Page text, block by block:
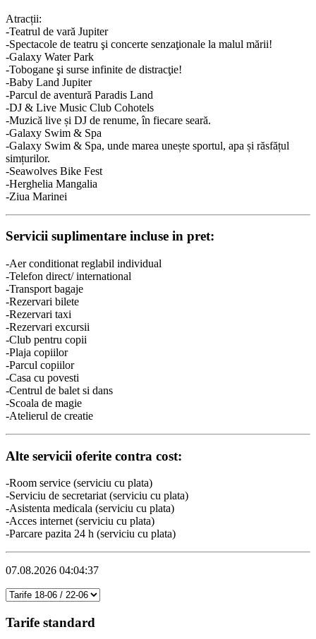
Atracții:
-Teatrul de vară Jupiter
-Spectacole de teatru şi concerte senzaţionale la malul mării!
-Galaxy Water Park
-Tobogane şi surse infinite de distracţie!
-Baby Land Jupiter
-Parcul de aventură Paradis Land
-DJ & Live Music Club Cohotels
-Muzică live și DJ de renume, în fiecare seară.
-Galaxy Swim & Spa
-Galaxy Swim & Spa, unde marea unește sportul, apa și răsfățul
simțurilor.
-Seawolves Bike Fest
-Herghelia Mangalia
-Ziua Marinei
Servicii suplimentare incluse in pret:
-Aer conditionat reglabil individual
-Telefon direct/ international
-Transport bagaje
-Rezervari bilete
-Rezervari taxi
-Rezervari excursii
-Club pentru copii
-Plaja copiilor
-Parcul copiilor
-Casa cu povesti
-Centrul de balet si dans
-Scoala de magie
-Atelierul de creatie
Alte servicii oferite contra cost:
-Room service (serviciu cu plata)
-Serviciu de secretariat (serviciu cu plata)
-Asistenta medicala (serviciu cu plata)
-Acces internet (serviciu cu plata)
-Parcare pazita 24 h (serviciu cu plata)
07.08.2026 04:04:37
Tarife standard